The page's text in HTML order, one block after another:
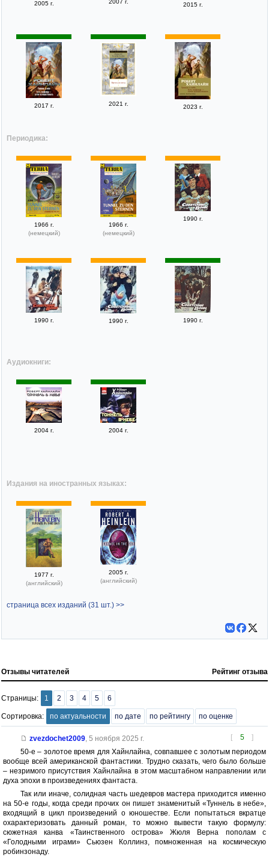
2005 г. 2007 г. 2015 г.
2017 г. 2021 г. 2023 г.
Периодика:
1966 г.
(немецкий)
1966 г.
(немецкий)
1990 г.
1990 г. 1990 г. 1990 г.
Аудиокниги:
2004 г. 2004 г.
Издания на иностранных языках:
1977 г.
(английский)
2005 г.
(английский)
страница всех изданий (31 шт.) >>
Отзывы читателей Рейтинг отзыва
Страницы: 1 2 3 4 5 6
Сортировка: по актуальности по дате по рейтингу по оценке
[ 5 ]
zvezdochet2009, 5 ноября 2025 г.
50-е – золотое время для Хайнлайна, совпавшее с золотым периодом
вообще всей американской фантастики. Трудно сказать, чего было больше
– незримого присутствия Хайнлайна в этом масштабном направлении или
духа эпохи в произведениях фантаста.
Так или иначе, солидная часть шедевров мастера приходится именно
на 50-е годы, когда среди прочих он пишет знаменитый «Туннель в небе»,
входящий в цикл произведений о юношестве. Если попытаться вкратце
охарактеризовать данный роман, то можно вывести такую формулу:
сюжетная канва «Таинственного острова» Жюля Верна пополам с
«Голодными играми» Сьюзен Коллинз, помноженная на космическую
робинзонаду.